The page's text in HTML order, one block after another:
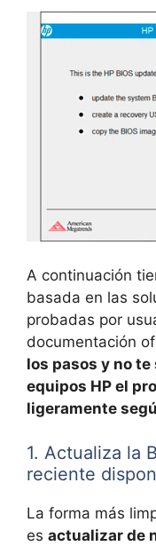
A continuación
basada en las
probadas por
documentación
los pasos y no
equipos HP el
ligeramente
1. Actualiza la
reciente
La forma más
es actualizar de